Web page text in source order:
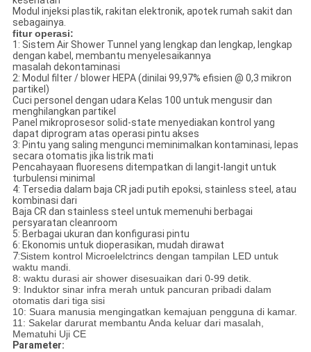
Modul injeksi plastik, rakitan elektronik, apotek rumah sakit dan
sebagainya.
fitur operasi:
1: Sistem Air Shower Tunnel yang lengkap dan lengkap, lengkap
dengan kabel, membantu menyelesaikannya
masalah dekontaminasi
2: Modul filter / blower HEPA (dinilai 99,97% efisien @ 0,3 mikron
partikel)
Cuci personel dengan udara Kelas 100 untuk mengusir dan
menghilangkan partikel
Panel mikroprosesor solid-state menyediakan kontrol yang
dapat diprogram atas operasi pintu akses
3: Pintu yang saling mengunci meminimalkan kontaminasi, lepas
secara otomatis jika listrik mati
Pencahayaan fluoresens ditempatkan di langit-langit untuk
turbulensi minimal
4: Tersedia dalam baja CR jadi putih epoksi, stainless steel, atau
kombinasi dari
Baja CR dan stainless steel untuk memenuhi berbagai
persyaratan cleanroom
5: Berbagai ukuran dan konfigurasi pintu
6: Ekonomis untuk dioperasikan, mudah dirawat
7:Sistem kontrol Microelelctrincs dengan tampilan LED untuk
waktu mandi.
8: waktu durasi air shower disesuaikan dari 0-99 detik.
9: Induktor sinar infra merah untuk pancuran pribadi dalam
otomatis dari tiga sisi
10: Suara manusia mengingatkan kemajuan pengguna di kamar.
11: Sakelar darurat membantu Anda keluar dari masalah,
Mematuhi Uji CE
Parameter: